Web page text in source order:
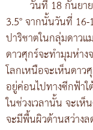
วันที่ 18 กันยา
3.5° จากนั้นวันที่
ปาริชาตในกลุ่มดาว
ดาวศุกร์จะทำมุมห่า
โลกเหนือจะเห็นดา
อยู่ค่อนไปทางซีกฟ้าใ
ในช่วงเวลานั้น จะเ
จะมีพื้นผิวด้านสว่าง